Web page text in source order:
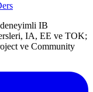
IB
IA, EE ve TOK;
ve Community